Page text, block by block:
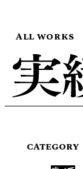
ALL WORKS
CATEGORY